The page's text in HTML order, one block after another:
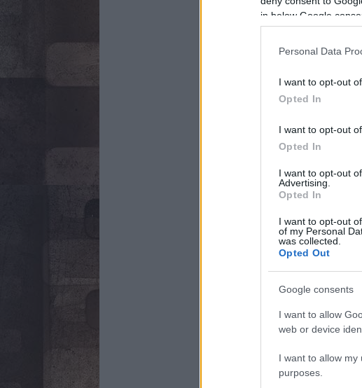
in below Google
Personal Data
I want to opt-out
Opted In
I want to opt-out
Opted In
I want to opt-out
Advertising.
Opted In
I want to opt-out
of my Personal
was collected.
Opted Out
Google consents
I want to allow
web or device
I want to allow
purposes.